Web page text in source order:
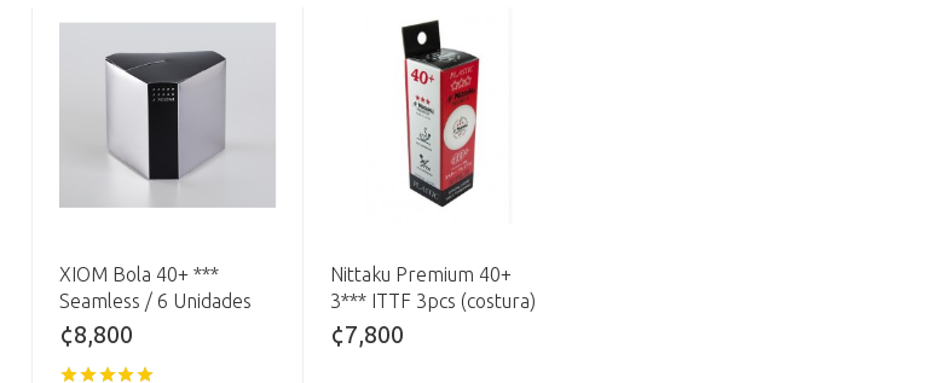
XIOM Bola 40+ ***
Seamless / 6 Unidades
¢8,800
Nittaku Premium 40+
3*** ITTF 3pcs (costura)
¢7,800